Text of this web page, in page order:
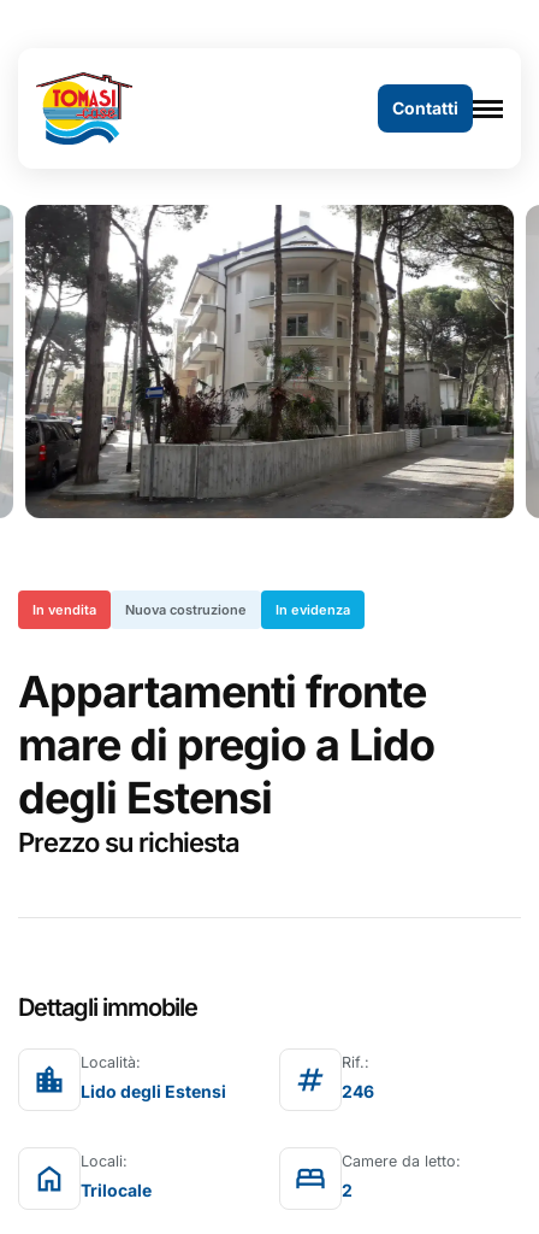
Contatti
In vendita Nuova costruzione In evidenza
Appartamenti fronte
mare di pregio a Lido
degli Estensi
Prezzo su richiesta
Dettagli immobile
location_city Località:
Lido degli Estensi tag Rif.:
246
home Locali:
Trilocale bed Camere da letto:
2